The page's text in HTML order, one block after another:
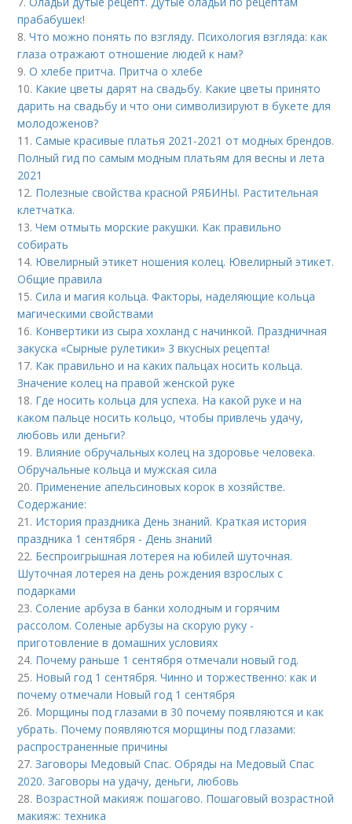
прабабушек!
8.Что можно понять по взгляду. Психология взгляда: как
глаза отражают отношение людей к нам?
9.О хлебе притча. Притча о хлебе
10. Какие цветы дарят на свадьбу. Какие цветы принято
дарить на свадьбу и что они символизируют в букете для
молодоженов?
11.Самые красивые платья 2021-2021 от модных брендов.
Полный гид по самым модным платьям для весны и лета
2021
12. Полезные свойства красной РЯБИНЫ. Растительная
клетчатка.
13.Чем отмыть морские ракушки. Как правильно
собирать
14. Ювелирный этикет ношения колец. Ювелирный этикет.
Общие правила
15.Сила и магия кольца. Факторы, наделяющие кольца
магическими свойствами
16. Конвертики из сыра хохланд с начинкой. Праздничная
закуска «Сырные рулетики» 3 вкусных рецепта!
17. Как правильно и на каких пальцах носить кольца.
Значение колец на правой женской руке
18. Где носить кольца для успеха. На какой руке и на
каком пальце носить кольцо, чтобы привлечь удачу,
любовь или деньги?
19. Влияние обручальных колец на здоровье человека.
Обручальные кольца и мужская сила
20. Применение апельсиновых корок в хозяйстве.
Содержание:
21. История праздника День знаний. Краткая история
праздника 1 сентября - День знаний
22. Беспроигрышная лотерея на юбилей шуточная.
Шуточная лотерея на день рождения взрослых с
подарками
23.Соление арбуза в банки холодным и горячим
рассолом. Соленые арбузы на скорую руку -
приготовление в домашних условиях
24. Почему раньше 1 сентября отмечали новый год.
25. Новый год 1 сентября. Чинно и торжественно: как и
почему отмечали Новый год 1 сентября
26. Морщины под глазами в 30 почему появляются и как
убрать. Почему появляются морщины под глазами:
распространенные причины
27.Заговоры Медовый Спас. Обряды на Медовый Спас
2020. Заговоры на удачу, деньги, любовь
28. Возрастной макияж пошагово. Пошаговый возрастной
макияж: техника